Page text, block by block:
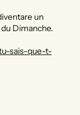
un
Dimanche.
sais-que-t-